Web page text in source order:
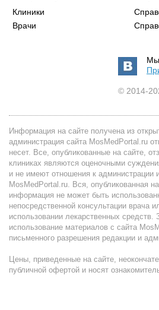
Клиники
Врачи
Мы
© 2014-
Информация на сайте получена из
администрация сайта MosMedPortal.ru
несет. Все, опубликованные на сайте,
клиниках являются оценочными
и не имеют отношения к администрации
MosMedPortal.ru. Вся, опубликованная
информация не может быть
непосредственной консультации врача
использовании лекарственных
использование материалов с сайта
письменного разрешения редакции и
Цены, приведенные на сайте,
публичной офертой и носят